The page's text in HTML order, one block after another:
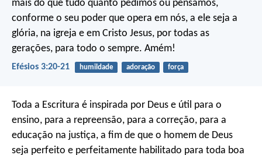
mais do que tudo quanto pedimos ou pensamos,
conforme o seu poder que opera em nós, a ele seja a
glória, na igreja e em Cristo Jesus, por todas as
gerações, para todo o sempre. Amém!
Efésios 3:20-21 humildade adoração força
Toda a Escritura é inspirada por Deus e útil para o
ensino, para a repreensão, para a correção, para a
educação na justiça, a fim de que o homem de Deus
seja perfeito e perfeitamente habilitado para toda boa